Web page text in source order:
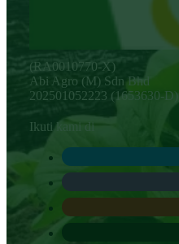
(RA0010770-X)
Abi Agro (M) Sdn Bhd
202501052223 (1653630-D)
Ikuti kami di